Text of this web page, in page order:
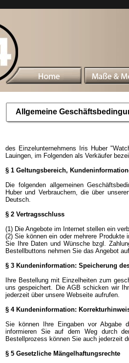
Allgemeine
des Einzelunternehmens Iris Huber
Lauingen, im Folgenden als Verkäufer
§ 1 Geltungsbereich,
Die folgenden allgemeinen
Huber und Verbrauchern, die über
Deutsch.
§ 2 Vertragsschluss
(1) Die Angebote im Internet stellen ein
(2) Sie können ein oder mehrere
Sie Ihre Daten und Wünsche bzgl.
Bestellbuttons nehmen Sie das Angebot
§ 3 Kundeninformation: Speicherung
Ihre Bestellung mit Einzelheiten zum
uns gespeichert. Die AGB schicken wir
jederzeit über unsere Webseite aufrufen.
§ 4 Kundeninformation:
Sie können Ihre Eingaben vor Abgabe
informieren Sie auf dem Weg durch
Bestellprozess können Sie auch jederzeit
§ 5 Gesetzliche Mängelhaftungsrechte